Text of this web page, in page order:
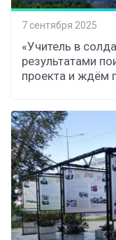
7 сентября 2025
«Учитель в
результатами
проекта и ждём